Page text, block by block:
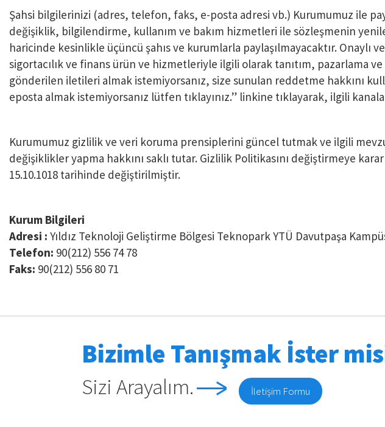
Şahsi bilgilerinizi (adres, telefon, faks, e-posta adresi vb.) Kurumumuz ile
değişiklik, bilgilendirme, kullanım ve bakım hizmetleri ile sözleşmenin
haricinde kesinlikle üçüncü şahıs ve kurumlarla paylaşılmayacaktır. Onaylı
sigortacılık ve finans ürün ve hizmetleriyle ilgili olarak tanıtım, pazarlama
gönderilen iletileri almak istemiyorsanız, size sunulan reddetme hakkını
eposta almak istemiyorsanız lütfen tıklayınız.” linkine tıklayarak, ilgili
Kurumumuz gizlilik ve veri koruma prensiplerini güncel tutmak ve ilgili
değişiklikler yapma hakkını saklı tutar. Gizlilik Politikasını değiştirmeye
15.10.1018 tarihinde değiştirilmiştir.
Kurum Bilgileri
Adresi : Yıldız Teknoloji Geliştirme Bölgesi Teknopark YTÜ Davutpaşa
Telefon: 90(212) 556 74 78
Faks: 90(212) 556 80 71
Bizimle Tanışmak İster
Sizi Arayalım. İletişim Formu